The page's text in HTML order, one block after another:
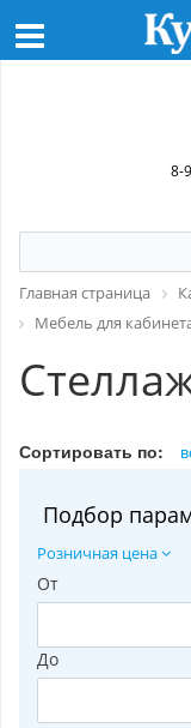
8-
Главная страница
Мебель для
Сортировать по:
Подбор
Розничная цена
От
До